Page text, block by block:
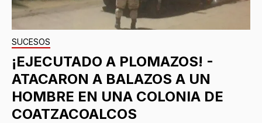
SUCESOS
¡EJECUTADO A PLOMAZOS! -
ATACARON A BALAZOS A UN
HOMBRE EN UNA COLONIA DE
COATZACOALCOS